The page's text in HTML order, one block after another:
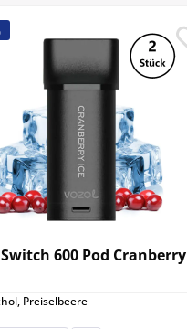
600 Pod Cranberry
Preiselbeere